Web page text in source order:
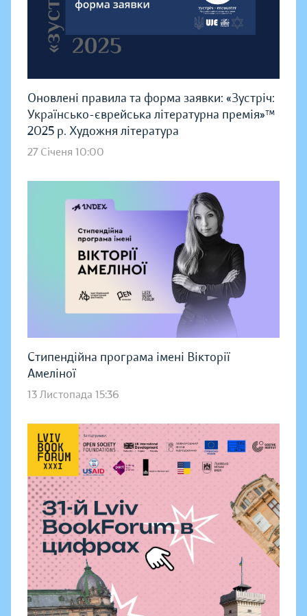
Оновлені правила та форма заявки: «Зустріч:
Українсько-єврейська літературна премія»™
2025 р. Художня література
27 Січеня 10:00
Стипендійна програма імені Вікторії
Амеліної
13 Листопада 15:36